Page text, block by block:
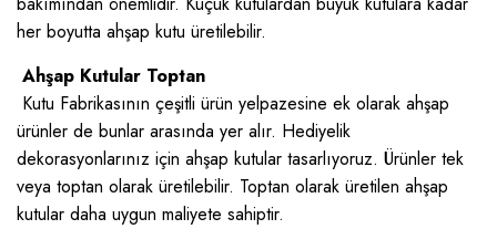
her boyutta ahşap kutu üretilebilir.
Ahşap Kutular Toptan
Kutu Fabrikasının çeşitli ürün yelpazesine ek olarak ahşap
ürünler de bunlar arasında yer alır. Hediyelik
dekorasyonlarınız için ahşap kutular tasarlıyoruz. Ürünler tek
veya toptan olarak üretilebilir. Toptan olarak üretilen ahşap
kutular daha uygun maliyete sahiptir.